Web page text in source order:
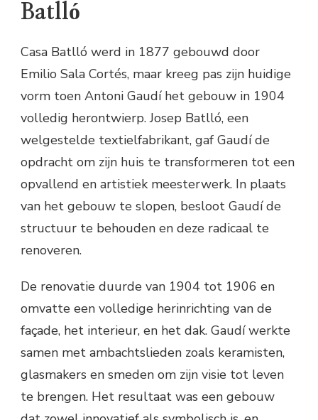
Batlló
Casa Batlló werd in 1877 gebouwd door
Emilio Sala Cortés, maar kreeg pas zijn huidige
vorm toen Antoni Gaudí het gebouw in 1904
volledig herontwierp. Josep Batlló, een
welgestelde textielfabrikant, gaf Gaudí de
opdracht om zijn huis te transformeren tot een
opvallend en artistiek meesterwerk. In plaats
van het gebouw te slopen, besloot Gaudí de
structuur te behouden en deze radicaal te
renoveren.
De renovatie duurde van 1904 tot 1906 en
omvatte een volledige herinrichting van de
façade, het interieur, en het dak. Gaudí werkte
samen met ambachtslieden zoals keramisten,
glasmakers en smeden om zijn visie tot leven
te brengen. Het resultaat was een gebouw